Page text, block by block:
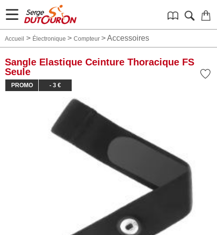
Accueil > Électronique > Compteur >Accessoires
Sangle Elastique Ceinture Thoracique FS
Seule
PROMO - 3 €